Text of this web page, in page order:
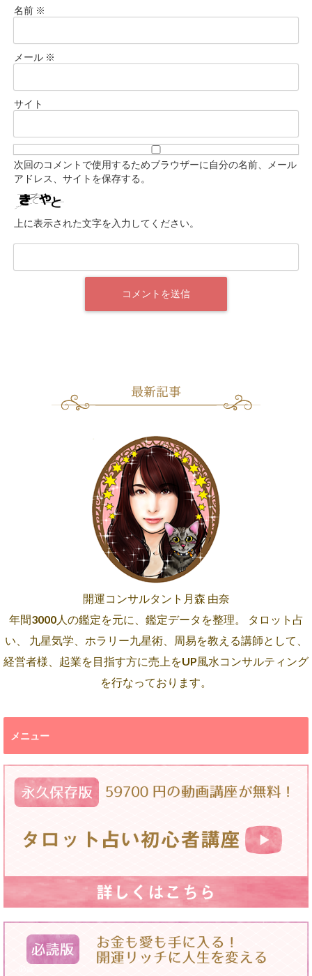
名前 ※
メール ※
サイト
次回のコメントで使用するためブラウザーに自分の名前、メール
アドレス、サイトを保存する。
上に表示された文字を入力してください。
開運コンサルタント月森 由奈
年間3000人の鑑定を元に、鑑定データを整理。 タロット占
い、 九星気学、ホラリー九星術、周易を教える講師として、
経営者様、起業を目指す方に売上をUP風水コンサルティング
を行なっております。
メニュー